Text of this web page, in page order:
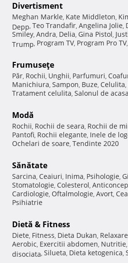
Divertisment
Meghan Markle, Kate Middleton,
Depp, Teo Trandafir, Angelina Jolie,
Smiley, Andra, Delia, Gina Pistol,
Trump, Program TV, Program Pro TV,
Frumuseţe
Păr, Rochii, Unghii, Parfumuri,
Manichiura, Sampon, Buze, Celulita,
Tratament celulita, Salonul de acasa
Modă
Rochii, Rochii de seara, Rochii de
Pantofi, Rochii elegante, Inele de
Ochelari de soare, Tendinte 2020
Sănătate
Sarcina, Ceaiuri, Inima, Psihologie,
Stomatologie, Colesterol,
Cardiologie, Oftalmologie, Avort,
Psihiatrie
Dietă & Fitness
Diete, Fitness, Dieta Dukan, Relaxare
Aerobic, Exercitii abdomen, Nutritie,
disociata, Silueta, Dieta ketogenica,